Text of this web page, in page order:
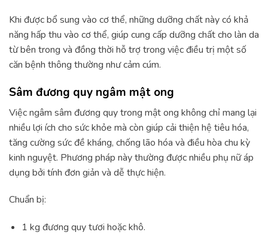
Khi được bổ sung vào cơ thể, những dưỡng chất này có khả
năng hấp thu vào cơ thể, giúp cung cấp dưỡng chất cho làn da
từ bên trong và đồng thời hỗ trợ trong việc điều trị một số
căn bệnh thông thường như cảm cúm.
Sâm đương quy ngâm mật ong
Việc ngâm sâm đương quy trong mật ong không chỉ mang lại
nhiều lợi ích cho sức khỏe mà còn giúp cải thiện hệ tiêu hóa,
tăng cường sức đề kháng, chống lão hóa và điều hòa chu kỳ
kinh nguyệt. Phương pháp này thường được nhiều phụ nữ áp
dụng bởi tính đơn giản và dễ thực hiện.
Chuẩn bị:
1 kg đương quy tươi hoặc khô.